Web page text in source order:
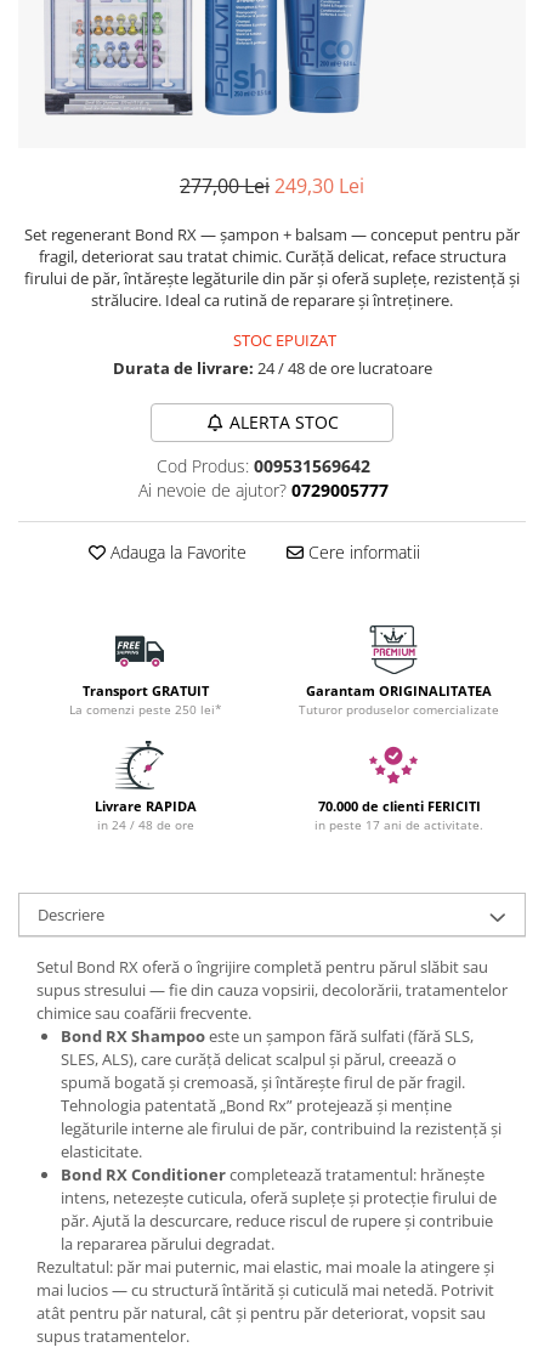
Fard de ochi
Pigmenti minerali
Primer gene
BUZE
SPRANCENE
Creioane sprancene
Gel pentru sprancene
Palete Contouring
Pensule Profesionale
PALETE PROFESIONALE
277,00 Lei249,30 Lei
Set regenerant Bond RX — şampon + balsam — conceput pentru păr
fragil, deteriorat sau tratat chimic. Curăţă delicat, reface structura
firului de păr, întăreşte legăturile din păr și oferă suplețe, rezistență și
strălucire. Ideal ca rutină de reparare și întreținere.
STOC EPUIZAT
Durata de livrare: 24 / 48 de ore lucratoare
ALERTA STOC
Cod Produs: 009531569642
Ai nevoie de ajutor? 0729005777
Adauga la Favorite Cere informatii
Transport GRATUIT
La comenzi peste 250 lei*
Garantam ORIGINALITATEA
Tuturor produselor comercializate
Livrare RAPIDA
in 24 / 48 de ore
70.000 de clienti FERICITI
in peste 17 ani de activitate.
Descriere
Setul Bond RX oferă o îngrijire completă pentru părul slăbit sau
supus stresului — fie din cauza vopsirii, decolorării, tratamentelor
chimice sau coafării frecvente.
Bond RX Shampooeste un şampon fără sulfati (fără SLS,
SLES, ALS), care curăță delicat scalpul și părul, creează o
spumă bogată și cremoasă, și întărește firul de păr fragil.
Tehnologia patentată „Bond Rx” protejează și menține
legăturile interne ale firului de păr, contribuind la rezistență și
elasticitate.
Bond RX Conditionercompletează tratamentul: hrănește
intens, netezește cuticula, oferă suplețe și protecție firului de
păr. Ajută la descurcare, reduce riscul de rupere și contribuie
la repararea părului degradat.
Rezultatul: păr mai puternic, mai elastic, mai moale la atingere și
mai lucios — cu structură întărită și cuticulă mai netedă. Potrivit
atât pentru păr natural, cât și pentru păr deteriorat, vopsit sau
supus tratamentelor.